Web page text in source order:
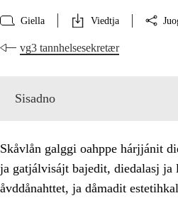
Giella Viedtja
vg3 tannhelsesekretær
Sisadno
Skåvlån galggi oahppe hárjjánit
ja gatjálvisájt bajedit, diedalasj ja
åvddånahttet, ja dåmadit